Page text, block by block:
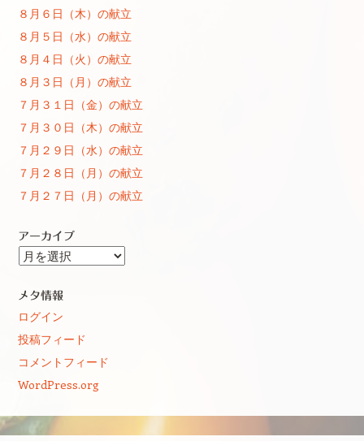
８月６日（木）の献立
８月５日（水）の献立
８月４日（火）の献立
８月３日（月）の献立
７月３１日（金）の献立
７月３０日（木）の献立
７月２９日（水）の献立
７月２８日（月）の献立
７月２７日（月）の献立
アーカイブ
ア
カ
イ
ブ
メタ情報
ログイン
投稿フィード
コメントフィード
WordPress.org